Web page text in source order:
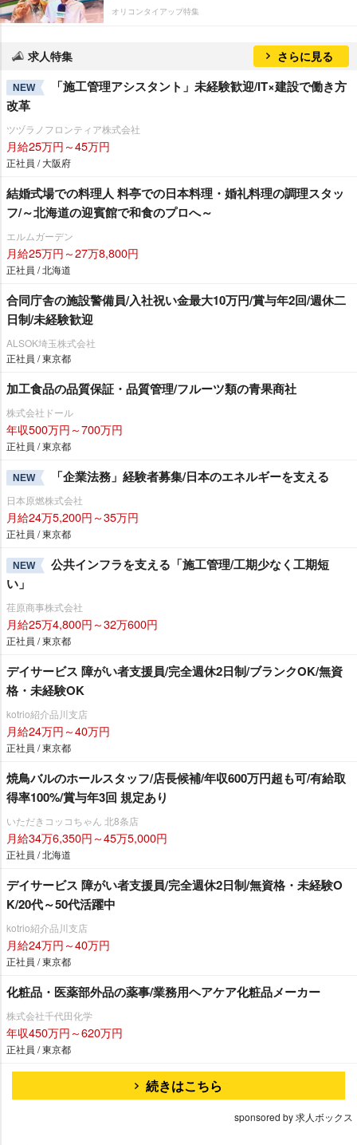
オリコンタイアップ特集
求人特集 さらに見る
NEW
「施工管理アシスタント」未経験歓迎/IT×建設で働き方
改革
ツヅラノフロンティア株式会社
月給25万円～45万円
正社員 / 大阪府
結婚式場での料理人 料亭での日本料理・婚礼料理の調理スタッ
フ/～北海道の迎賓館で和食のプロへ～
エルムガーデン
月給25万円～27万8,800円
正社員 / 北海道
合同庁舎の施設警備員/入社祝い金最大10万円/賞与年2回/週休二
日制/未経験歓迎
ALSOK埼玉株式会社
正社員 / 東京都
加工食品の品質保証・品質管理/フルーツ類の青果商社
株式会社ドール
年収500万円～700万円
正社員 / 東京都
NEW 「企業法務」経験者募集/日本のエネルギーを支える
日本原燃株式会社
月給24万5,200円～35万円
正社員 / 東京都
NEW
公共インフラを支える「施工管理/工期少なく工期短
い」
荏原商事株式会社
月給25万4,800円～32万600円
正社員 / 東京都
デイサービス 障がい者支援員/完全週休2日制/ブランクOK/無資
格・未経験OK
kotrio紹介品川支店
月給24万円～40万円
正社員 / 東京都
焼鳥バルのホールスタッフ/店長候補/年収600万円超も可/有給取
得率100%/賞与年3回 規定あり
いただきコッコちゃん 北8条店
月給34万6,350円～45万5,000円
正社員 / 北海道
デイサービス 障がい者支援員/完全週休2日制/無資格・未経験O
K/20代～50代活躍中
kotrio紹介品川支店
月給24万円～40万円
正社員 / 東京都
化粧品・医薬部外品の薬事/業務用ヘアケア化粧品メーカー
株式会社千代田化学
年収450万円～620万円
正社員 / 東京都
続きはこちら
sponsored by 求人ボックス